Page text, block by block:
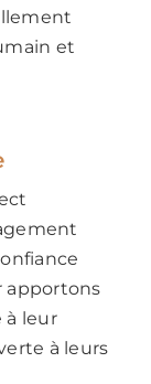
et
apportons
à leur
à leurs